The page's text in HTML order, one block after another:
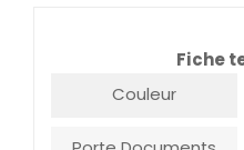
Fiche
Couleur